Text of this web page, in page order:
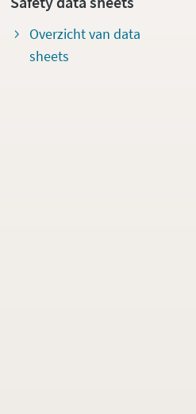
Overzicht van data
sheets